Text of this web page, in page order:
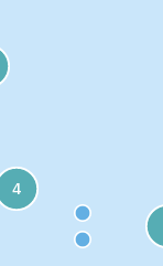
4